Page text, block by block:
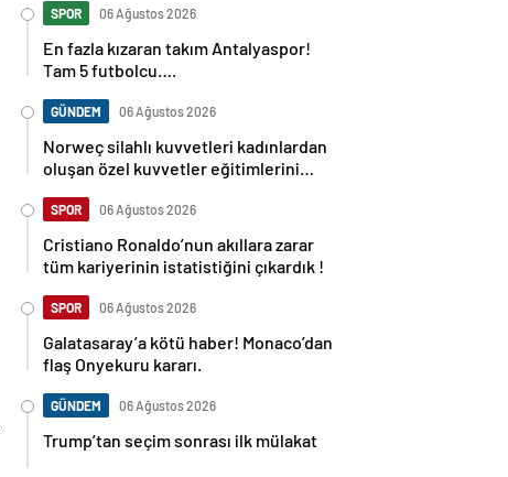
SPOR 06 Ağustos 2026
En fazla kızaran takım Antalyaspor!
Tam 5 futbolcu….
GÜNDEM 06 Ağustos 2026
Norweç silahlı kuvvetleri kadınlardan
oluşan özel kuvvetler eğitimlerini
SPOR 06 Ağustos 2026
Cristiano Ronaldo’nun akıllara zarar
tüm kariyerinin istatistiğini çıkardık !
SPOR 06 Ağustos 2026
Galatasaray’a kötü haber! Monaco’dan
flaş Onyekuru kararı.
GÜNDEM 06 Ağustos 2026
Trump’tan seçim sonrası ilk mülakat